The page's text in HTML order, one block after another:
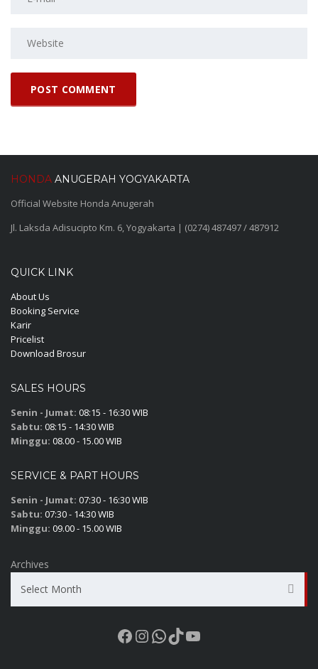
HONDA ANUGERAH YOGYAKARTA
Official Website Honda Anugerah
Jl. Laksda Adisucipto Km. 6, Yogyakarta | (0274) 487497 / 487912
QUICK LINK
About Us
Booking Service
Karir
Pricelist
Download Brosur
SALES HOURS
Senin - Jumat: 08:15 - 16:30 WIB
Sabtu: 08:15 - 14:30 WIB
Minggu: 08.00 - 15.00 WIB
SERVICE & PART HOURS
Senin - Jumat: 07:30 - 16:30 WIB
Sabtu: 07:30 - 14:30 WIB
Minggu: 09.00 - 15.00 WIB
Archives
Select Month
Facebook
Instagram
WhatsApp
TikTok
YouTube